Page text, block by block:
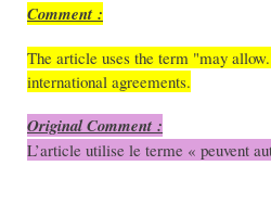
Comment :
The article uses the term "may
international agreements.
Original Comment :
L’article utilise le terme « peuvent